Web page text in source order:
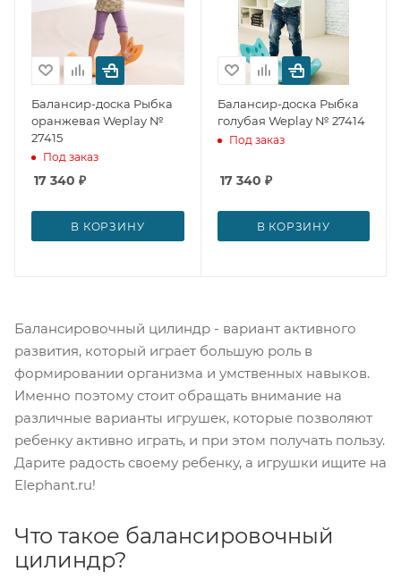
Балансир-доска Рыбка
оранжевая Weplay №
27415
Под заказ
17 340 ₽
В КОРЗИНУ
Балансир-доска Рыбка
голубая Weplay № 27414
Под заказ
17 340 ₽
В КОРЗИНУ
Балансировочный цилиндр - вариант активного
развития, который играет большую роль в
формировании организма и умственных навыков.
Именно поэтому стоит обращать внимание на
различные варианты игрушек, которые позволяют
ребенку активно играть, и при этом получать пользу.
Дарите радость своему ребенку, а игрушки ищите на
Elephant.ru!
Что такое балансировочный
цилиндр?